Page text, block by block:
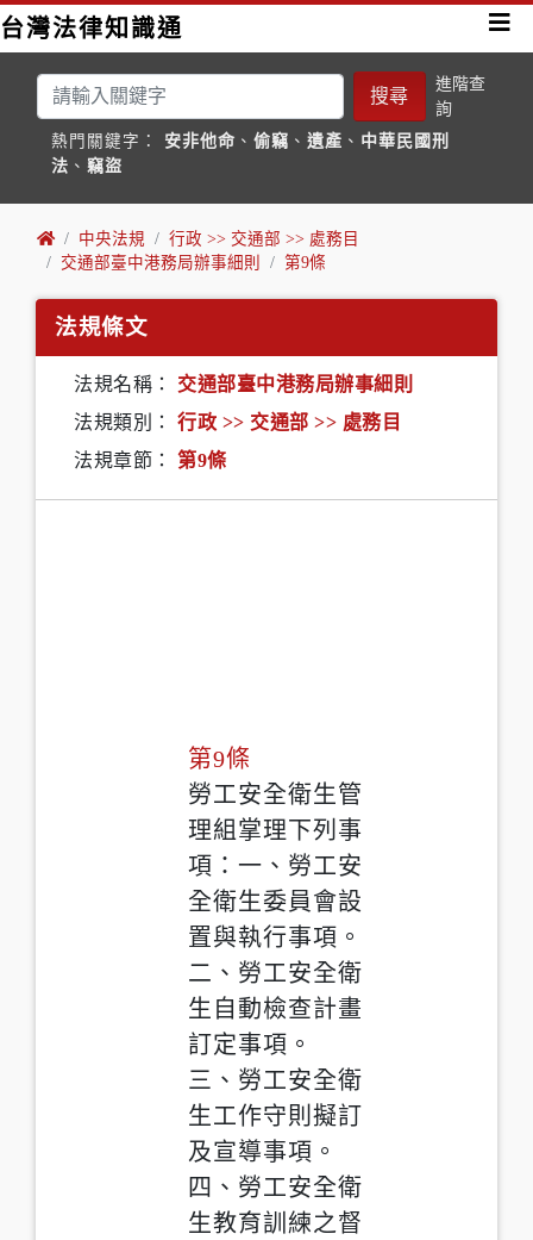
台灣法律知識通
搜尋
進階查
詢
熱門關鍵字： 安非他命 、 偷竊 、 遺產 、 中華民國刑
法 、 竊盜
中央法規
行政 >> 交通部 >> 處務目
交通部臺中港務局辦事細則
第9條
法規條文
法規名稱：
交通部臺中港務局辦事細則
法規類別：
行政 >> 交通部 >> 處務目
法規章節：
第9條
第9條
勞工安全衛生管
理組掌理下列事
項：一、勞工安
全衛生委員會設
置與執行事項。
二、勞工安全衛
生自動檢查計畫
訂定事項。
三、勞工安全衛
生工作守則擬訂
及宣導事項。
四、勞工安全衛
生教育訓練之督